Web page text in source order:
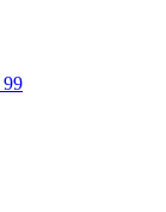
99